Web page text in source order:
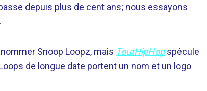
depuis plus de cent ans; nous essayons
Snoop Loopz, mais ToutHipHopspécule
de longue date portent un nom et un logo